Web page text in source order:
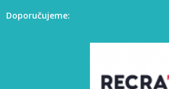
Doporučujeme: